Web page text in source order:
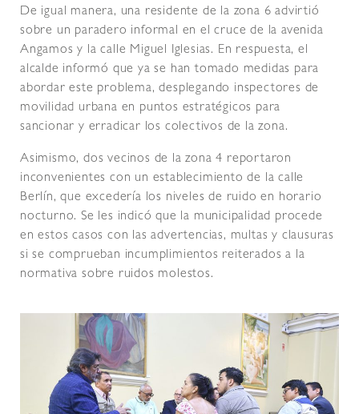
De igual manera, una residente de la zona 6 advirtió
sobre un paradero informal en el cruce de la avenida
Angamos y la calle Miguel Iglesias. En respuesta, el
alcalde informó que ya se han tomado medidas para
abordar este problema, desplegando inspectores de
movilidad urbana en puntos estratégicos para
sancionar y erradicar los colectivos de la zona.
Asimismo, dos vecinos de la zona 4 reportaron
inconvenientes con un establecimiento de la calle
Berlín, que excedería los niveles de ruido en horario
nocturno. Se les indicó que la municipalidad procede
en estos casos con las advertencias, multas y clausuras
si se comprueban incumplimientos reiterados a la
normativa sobre ruidos molestos.